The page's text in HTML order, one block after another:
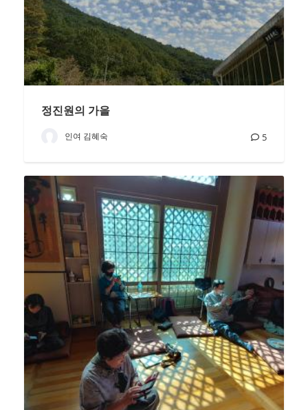
정진원의 가을
인여 김혜숙 5